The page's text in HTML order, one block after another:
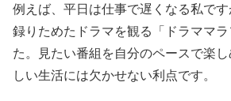
例えば、平日は仕事で遅くなる私で
録りためたドラマを観る「ドラママ
た。見たい番組を自分のペースで楽
しい生活には欠かせない利点です。